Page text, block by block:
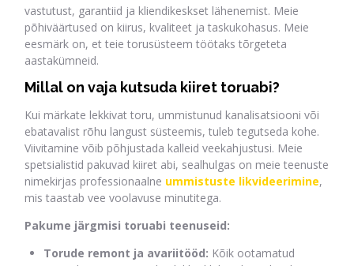
vastutust, garantiid ja kliendikeskset lähenemist. Meie
põhiväärtused on kiirus, kvaliteet ja taskukohasus. Meie
eesmärk on, et teie torusüsteem töötaks tõrgeteta
aastakümneid.
Millal on vaja kutsuda kiiret toruabi?
Kui märkate lekkivat toru, ummistunud kanalisatsiooni või
ebatavalist rõhu langust süsteemis, tuleb tegutseda kohe.
Viivitamine võib põhjustada kalleid veekahjustusi. Meie
spetsialistid pakuvad kiiret abi, sealhulgas on meie teenuste
nimekirjas professionaalne ummistuste likvideerimine,
mis taastab vee voolavuse minutitega.
Pakume järgmisi toruabi teenuseid:
Torude remont ja avariitööd: Kõik ootamatud